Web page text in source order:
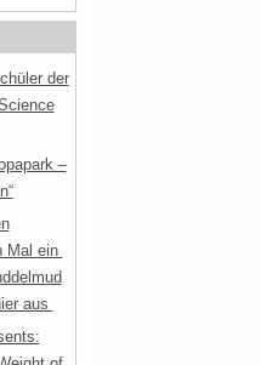
der
–
Mal ein
aus